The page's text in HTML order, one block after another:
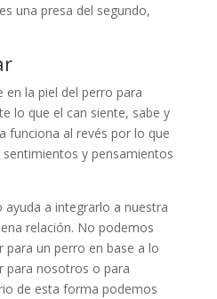
una presa del segundo,
en la piel del perro para
lo que el can siente, sabe y
funciona al revés por lo que
y pensamientos
a integrarlo a nuestra
relación. No podemos
para un perro en base a lo
para nosotros o para
de esta forma podemos